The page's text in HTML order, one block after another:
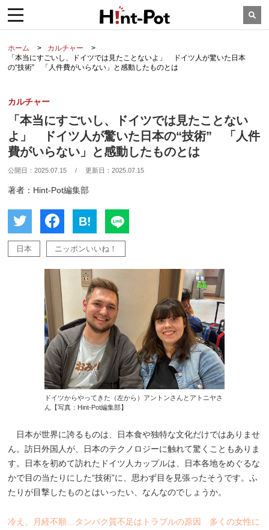
ホーム
カルチャー
「本当にすごいし、ドイツでは見たことないよ」 ドイツ人が驚いた日本
の“技術” 「人件費がいらない」と感動したものとは
カルチャー
「本当にすごいし、ドイツでは見たことない
よ」 ドイツ人が驚いた日本の“技術” 「人件
費がいらない」と感動したものとは
公開日：2025.07.15 / 更新日：2025.07.15
著者：Hint-Pot編集部
B!
日本 ニッポンいいね！
ドイツからやってきた（左から）アントンさんとアトニヤさ
ん【写真：Hint-Pot編集部】
日本が世界に誇るものは、日本食や独特な文化だけではありませ
ん。訪日外国人が、日本のテクノロジーに触れて驚くこともありま
す。日本を初めて訪れたドイツ人カップルは、日本各地をめぐるな
かで目の当たりにした“技術”に、思わず目を見張ったそうです。ふ
たりが目撃したものとはいったい、なんなのでしょうか。
冷え、月経不順…タンパク質不足はトラブルの原因 多くの女性に